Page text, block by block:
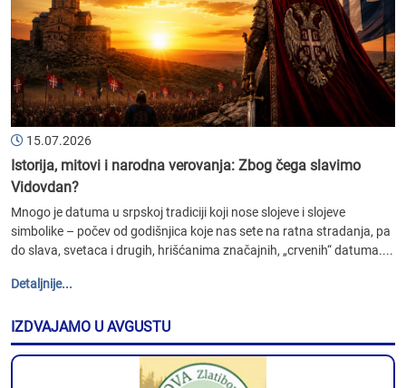
15.07.2026
Istorija, mitovi i narodna verovanja: Zbog čega slavimo
Vidovdan?
Mnogo je datuma u srpskoj tradiciji koji nose slojeve i slojeve
simbolike – počev od godišnjica koje nas sete na ratna stradanja, pa
do slava, svetaca i drugih, hrišćanima značajnih, „crvenih“ datuma....
Detaljnije...
IZDVAJAMO U AVGUSTU